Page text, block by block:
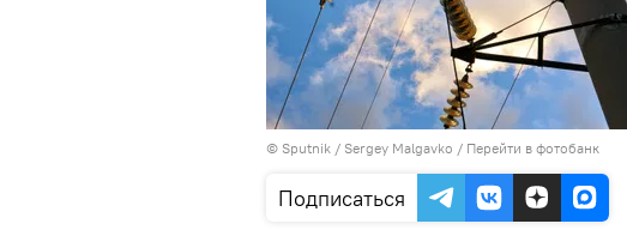
© Sputnik / Sergey Malgavko / Перейти в фотобанк
Подписаться